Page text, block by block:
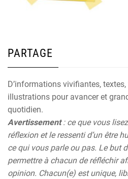
PARTAGE
D’informations vivifiantes,
illustrations pour avancer et
quotidien.
Avertissement: ce que vous
réflexion et le ressenti d’un être
ce qui vous parle ou pas. Le but
permettre à chacun de réfléchir
opinion. Chacun(e) est unique,